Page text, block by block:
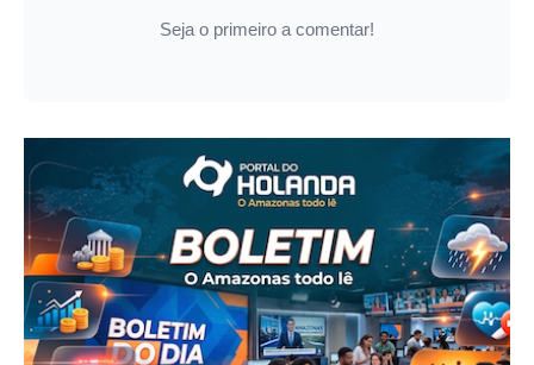
Seja o primeiro a comentar!